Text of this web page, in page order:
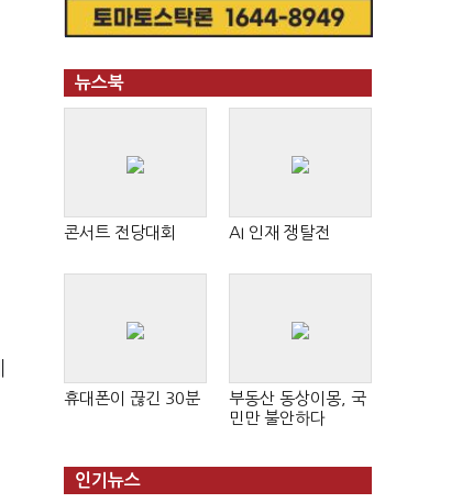
뉴스북
콘서트 전당대회 AI 인재 쟁탈전
휴대폰이 끊긴 30분
부동산 동상이몽, 국
민만 불안하다
인기뉴스